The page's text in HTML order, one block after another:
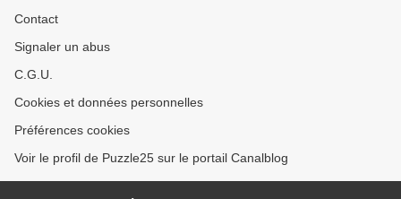
Contact
Signaler un abus
C.G.U.
Cookies et données personnelles
Préférences cookies
Voir le profil de Puzzle25 sur le portail Canalblog